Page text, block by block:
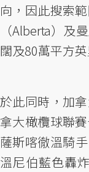
向，因此搜索
（Alberta）及
闊及80萬平方英
於此同時，加
拿大橄欖球聯
薩斯喀徹溫騎
溫尼伯藍色轟